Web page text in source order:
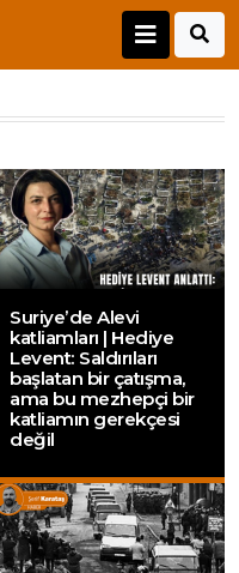
Suriye’de Alevi
katliamları | Hediye
Levent: Saldırıları
başlatan bir çatışma,
ama bu mezhepçi bir
katliamın gerekçesi
değil